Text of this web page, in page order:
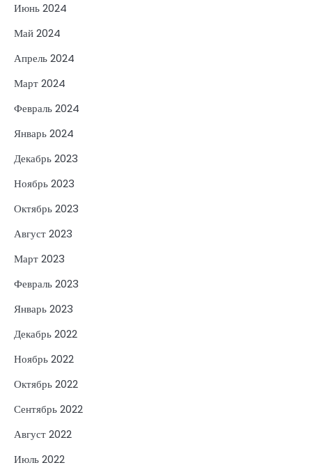
Июнь 2024
Май 2024
Апрель 2024
Март 2024
Февраль 2024
Январь 2024
Декабрь 2023
Ноябрь 2023
Октябрь 2023
Август 2023
Март 2023
Февраль 2023
Январь 2023
Декабрь 2022
Ноябрь 2022
Октябрь 2022
Сентябрь 2022
Август 2022
Июль 2022